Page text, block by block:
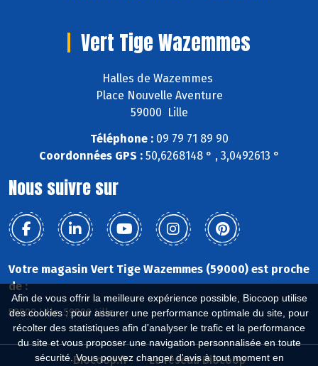
Afin de vous offrir la meilleure expérience possible, Biocoop utilise
des cookies : pour assurer une performance optimale du site, pour
récolter des statistiques afin d'analyser le trafic et la performance
du site et vous proposer une navigation personnalisée en toute
sécurité. Vous pouvez changer d'avis à tout moment en
Vert Tige Wazemmes
Halles de Wazemmes
Place Nouvelle Aventure
59000 Lille
Téléphone :09 79 71 89 90
Coordonnées GPS :50,6268148 ° , 3,0492613 °
Nous suivre sur
Votre magasin Vert Tige Wazemmes (59000) est proche
de :
59000 Lille, 59800 Lille
Biocoop.fr Le réseau Biocoop